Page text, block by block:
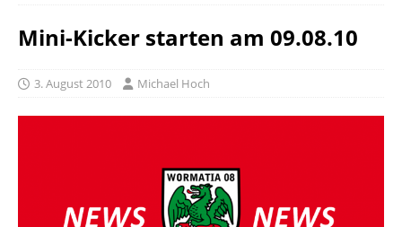
Mini-Kicker starten am 09.08.10
3. August 2010 Michael Hoch